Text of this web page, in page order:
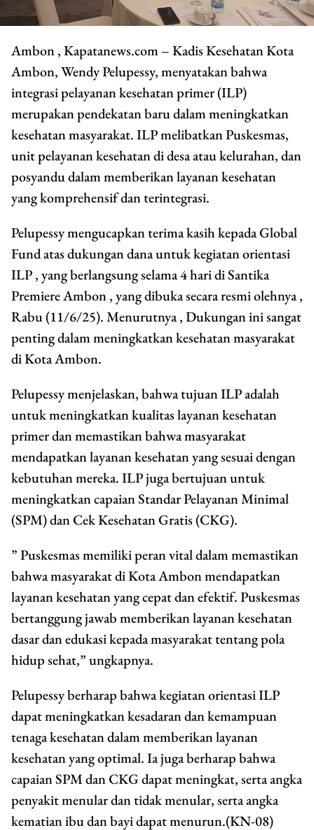
Ambon , Kapatanews.com – Kadis Kesehatan Kota
Ambon, Wendy Pelupessy, menyatakan bahwa
integrasi pelayanan kesehatan primer (ILP)
merupakan pendekatan baru dalam meningkatkan
kesehatan masyarakat. ILP melibatkan Puskesmas,
unit pelayanan kesehatan di desa atau kelurahan, dan
posyandu dalam memberikan layanan kesehatan
yang komprehensif dan terintegrasi.
Pelupessy mengucapkan terima kasih kepada Global
Fund atas dukungan dana untuk kegiatan orientasi
ILP , yang berlangsung selama 4 hari di Santika
Premiere Ambon , yang dibuka secara resmi olehnya ,
Rabu (11/6/25). Menurutnya , Dukungan ini sangat
penting dalam meningkatkan kesehatan masyarakat
di Kota Ambon.
Pelupessy menjelaskan, bahwa tujuan ILP adalah
untuk meningkatkan kualitas layanan kesehatan
primer dan memastikan bahwa masyarakat
mendapatkan layanan kesehatan yang sesuai dengan
kebutuhan mereka. ILP juga bertujuan untuk
meningkatkan capaian Standar Pelayanan Minimal
(SPM) dan Cek Kesehatan Gratis (CKG).
” Puskesmas memiliki peran vital dalam memastikan
bahwa masyarakat di Kota Ambon mendapatkan
layanan kesehatan yang cepat dan efektif. Puskesmas
bertanggung jawab memberikan layanan kesehatan
dasar dan edukasi kepada masyarakat tentang pola
hidup sehat,” ungkapnya.
Pelupessy berharap bahwa kegiatan orientasi ILP
dapat meningkatkan kesadaran dan kemampuan
tenaga kesehatan dalam memberikan layanan
kesehatan yang optimal. Ia juga berharap bahwa
capaian SPM dan CKG dapat meningkat, serta angka
penyakit menular dan tidak menular, serta angka
kematian ibu dan bayi dapat menurun.(KN-08)